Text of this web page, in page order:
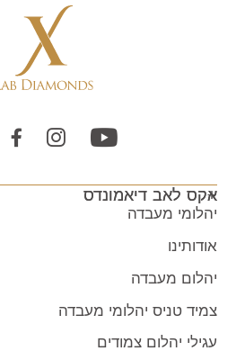
אקס לאב דיאמונדס
יהלומי מעבדה
אודותינו
יהלום מעבדה
צמיד טניס יהלומי מעבדה
עגילי יהלום צמודים